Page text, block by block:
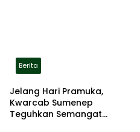
Berita
Jelang Hari Pramuka,
Kwarcab Sumenep
Teguhkan Semangat